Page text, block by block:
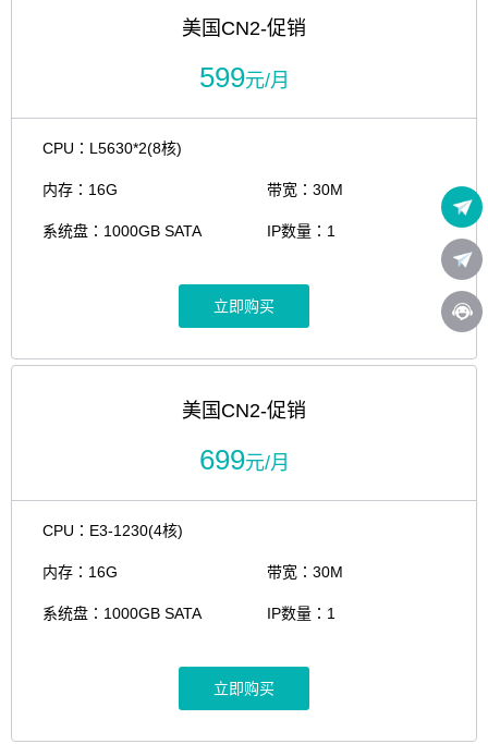
美国CN2-促销
599元/月
CPU：L5630*2(8核)
内存：16G
系统盘：1000GB SATA
带宽：30M
IP数量：1
立即购买
美国CN2-促销
699元/月
CPU：E3-1230(4核)
内存：16G
系统盘：1000GB SATA
带宽：30M
IP数量：1
立即购买